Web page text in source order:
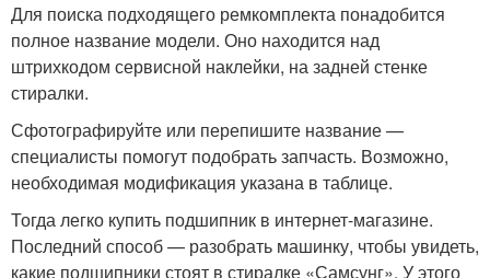
Для поиска подходящего ремкомплекта понадобится
полное название модели. Оно находится над
штрихкодом сервисной наклейки, на задней стенке
стиралки.
Сфотографируйте или перепишите название —
специалисты помогут подобрать запчасть. Возможно,
необходимая модификация указана в таблице.
Тогда легко купить подшипник в интернет-магазине.
Последний способ — разобрать машинку, чтобы увидеть,
какие подшипники стоят в стиралке «Самсунг». У этого